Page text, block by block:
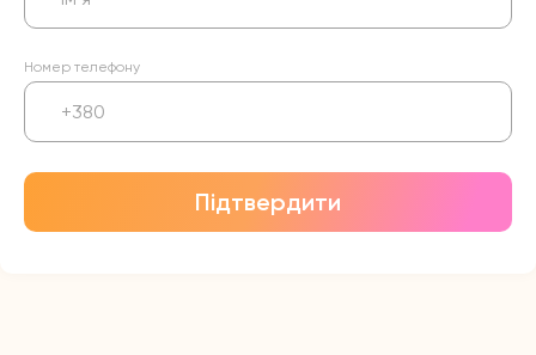
Номер телефону
Підтвердити